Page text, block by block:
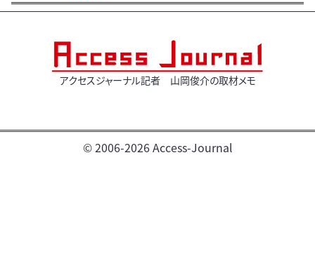
アクセスジャーナル記者 山岡俊介の取材メモ
© 2006-2026 Access-Journal